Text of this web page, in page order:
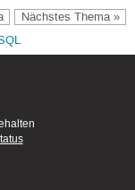
Nächstes Thema »